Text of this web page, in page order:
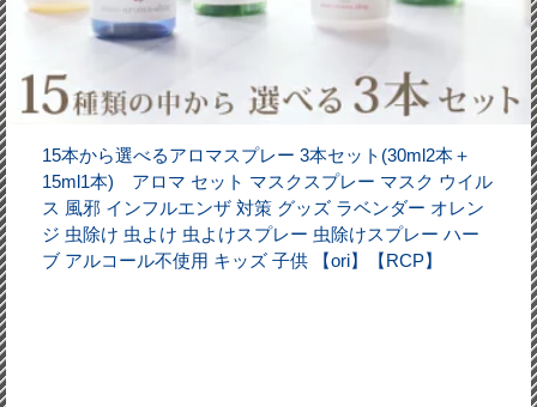
15本から選べるアロマスプレー 3本セット(30ml2本＋
15ml1本) アロマ セット マスクスプレー マスク ウイル
ス 風邪 インフルエンザ 対策 グッズ ラベンダー オレン
ジ 虫除け 虫よけ 虫よけスプレー 虫除けスプレー ハー
ブ アルコール不使用 キッズ 子供 【ori】【RCP】